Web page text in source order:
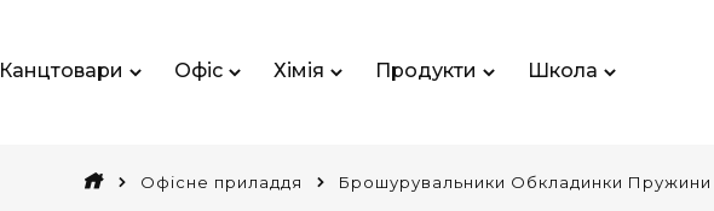
Канцтовари Офіс Хімія Продукти Школа
Офісне приладдя Брошурувальники Обкладинки Пружини